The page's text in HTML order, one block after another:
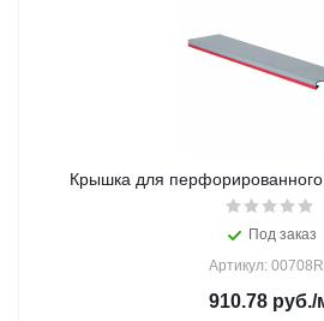
Крышка для
Под заказ
Артикул:
910.78 руб./